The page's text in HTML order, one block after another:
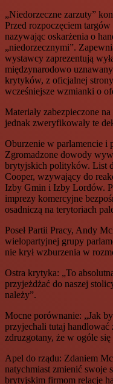
„Niedorzeczne zarzuty”
Przed rozpoczęciem
nazywając oskarżenia o
„niedorzecznymi”.
wystawcy zaprezentują
międzynarodowo
krytyków, z oficjalnej
wcześniejsze wzmianki o
Materiały zabezpieczone
jednak zweryfikowały te
Oburzenie w parlamencie i
Zgromadzone dowody
brytyjskich polityków. List
Cooper, wzywający do
Izby Gmin i Izby Lordów.
imprezy komercyjne
osadniczą na terytoriach
Poseł Partii Pracy, Andy
wielopartyjnej grupy
nie krył wzburzenia w
Ostra krytyka: „To
przyjeżdżać do naszej
należy”.
Mocne porównanie: „Jak
przyjechali tutaj handlować
zdruzgotany, że w ogóle się
Apel do rządu: Zdaniem
natychmiast zmienić swoje
brytyjskim firmom relacje